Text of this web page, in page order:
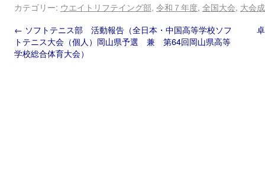
カテゴリー: ウエイトリフテイング部, 令和７年度, 全国大会, 大会
← ソフトテニス部 活動報告（全日本・中国高等学校ソフ
トテニス大会（個人）岡山県予選 兼 第64回岡山県高等
学校総合体育大会）